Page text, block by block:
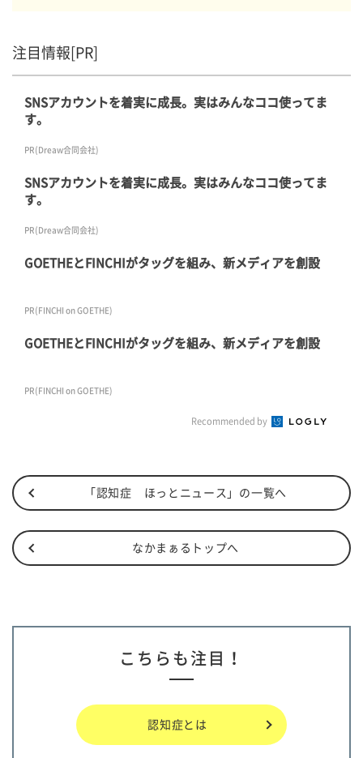
注目情報[PR]
SNSアカウントを着実に成長。実はみんなココ使ってま
す。
PR(Dreaw合同会社)
SNSアカウントを着実に成長。実はみんなココ使ってま
す。
PR(Dreaw合同会社)
GOETHEとFINCHIがタッグを組み、新メディアを創設
PR(FINCHI on GOETHE)
GOETHEとFINCHIがタッグを組み、新メディアを創設
PR(FINCHI on GOETHE)
Recommended by
「認知症 ほっとニュース」の一覧へ
なかまぁるトップへ
こちらも注目！
認知症とは